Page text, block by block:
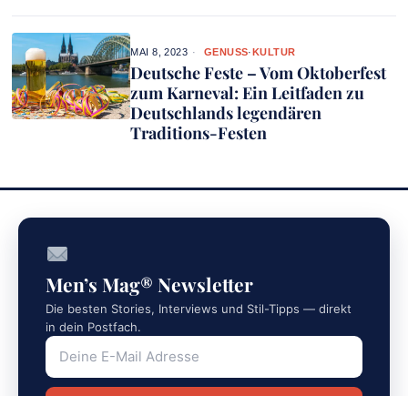
Deutsche Feste – Vom Oktoberfest
zum Karneval: Ein Leitfaden zu
Deutschlands legendären
Traditions-Festen
MAI 8, 2023 GENUSS·KULTUR
Men’s Mag® Newsletter
Die besten Stories, Interviews und Stil-Tipps — direkt
in dein Postfach.